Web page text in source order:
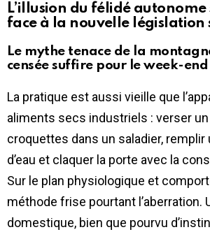
L’illusion du félidé autonome
face à la nouvelle législation
Le mythe tenace de la
censée suffire pour le week-end
La pratique est aussi vieille que
aliments secs industriels : verser
croquettes dans un saladier, remplir
d’eau et claquer la porte avec la
Sur le plan physiologique et
méthode frise pourtant l’aberration.
domestique, bien que pourvu